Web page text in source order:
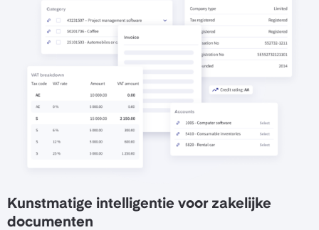
Kunstmatige intelligentie voor zakelijke
documenten